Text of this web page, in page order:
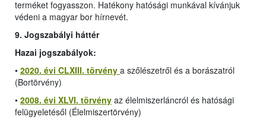
terméket fogyasszon. Hatékony hatósági munkával kívánjuk
védeni a magyar bor hírnevét.
9. Jogszabályi háttér
Hazai jogszabályok:
• 2020. évi CLXIII. törvény a szőlészetről és a borászatról
(Bortörvény)
• 2008. évi XLVI. törvény az élelmiszerláncról és hatósági
felügyeletésől (Élelmiszertörvény)